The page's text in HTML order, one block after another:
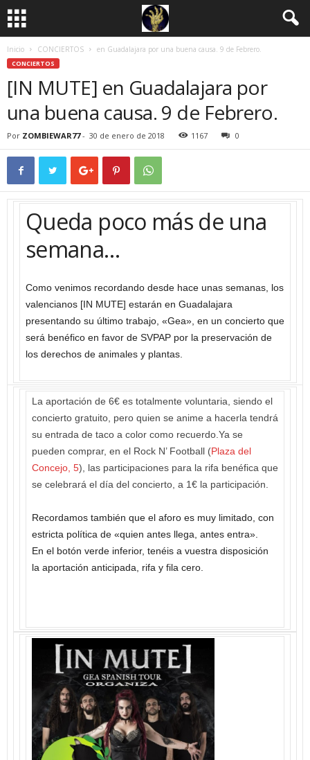
Inicio CONCIERTOS en Guadalajara por una buena causa. 9 de Febrero.
CONCIERTOS
[IN MUTE] en Guadalajara por
una buena causa. 9 de Febrero.
Por ZOMBIEWAR77- 30 de enero de 2018 1167 0
Queda poco más de una
semana…
Como venimos recordando desde hace unas semanas, los
valencianos [IN MUTE] estarán en Guadalajara
presentando su último trabajo, «Gea», en un concierto que
será benéfico en favor de SVPAP por la preservación de
los derechos de animales y plantas.
La aportación de 6€ es totalmente voluntaria, siendo el
concierto gratuito, pero quien se anime a hacerla tendrá
su entrada de taco a color como recuerdo.Ya se
pueden comprar, en el Rock N’ Football (Plaza del
Concejo, 5), las participaciones para la rifa benéfica que
se celebrará el día del concierto, a 1€ la participación.
Recordamos también que el aforo es muy limitado, con
estricta política de «quien antes llega, antes entra».
En el botón verde inferior, tenéis a vuestra disposición
la aportación anticipada, rifa y fila cero.